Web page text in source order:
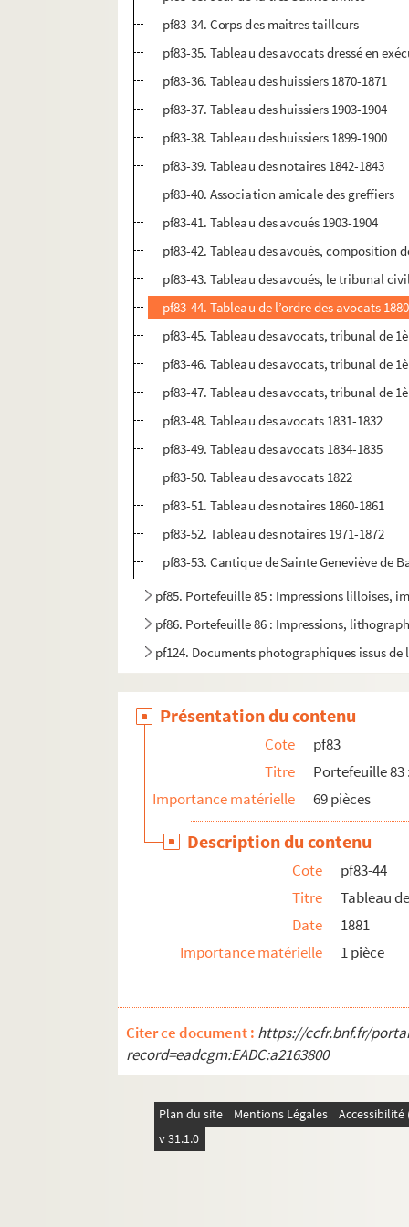
pf83-34. Corps des maitres tailleurs
pf83-35. Tableau des avocats dressé en
pf83-36. Tableau des huissiers 1870-1871
pf83-37. Tableau des huissiers 1903-1904
pf83-38. Tableau des huissiers 1899-1900
pf83-39. Tableau des notaires 1842-1843
pf83-40. Association amicale des greffiers
pf83-41. Tableau des avoués 1903-1904
pf83-42. Tableau des avoués, composition
pf83-43. Tableau des avoués, le tribunal
pf83-44. Tableau de l’ordre des avocats
pf83-45. Tableau des avocats, tribunal de
pf83-46. Tableau des avocats, tribunal de
pf83-47. Tableau des avocats, tribunal de
pf83-48. Tableau des avocats 1831-1832
pf83-49. Tableau des avocats 1834-1835
pf83-50. Tableau des avocats 1822
pf83-51. Tableau des notaires 1860-1861
pf83-52. Tableau des notaires 1971-1872
pf83-53. Cantique de Sainte Geneviève de
pf85. Portefeuille 85 : Impressions lilloises,
pf86. Portefeuille 86 : Impressions,
pf124. Documents photographiques issus
Présentation du contenu
Cote
pf83
Titre
Portefeuille 83
Importance matérielle
69 pièces
Description du contenu
Cote
pf83-44
Titre
Tableau
Date
1881
Importance matérielle
1 pièce
Citer ce document : https://ccfr.bnf.fr/
record=eadcgm:EADC:a2163800
Plan du site Mentions Légales
v 31.1.0